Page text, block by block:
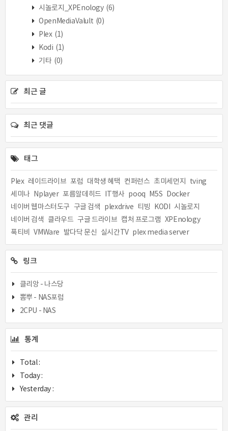
시놀로지_XPEnology (6)
OpenMediaValult (0)
Plex (1)
Kodi (1)
기타 (0)
최근 글
최근 댓글
태그
Plex 레이드라이브 포럼 대학생 혜택 컨퍼런스 초미세먼지
tving
세미나
Nplayer 포름알데히드 IT행사 pooq M5S
Docker
네이버 웹마스터도구 구글 검색 plexdrive 티빙 KODI
시놀로지
네이버 검색 클라우드 구글 드라이브 캡처 프로그램 XPEnology
푹티비
VMWare 발다닥 문신 실시간TV plex media server
링크
클리앙 - 나스당
뽐뿌 - NAS포럼
2CPU - NAS
통계
Total :
Today :
Yesterday :
관리